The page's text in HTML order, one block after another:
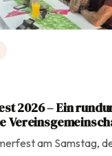
2026 – Ein
am Samstag,